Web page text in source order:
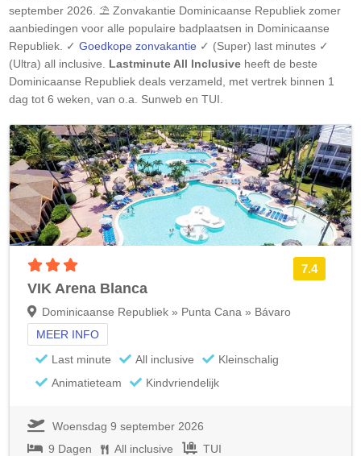
september 2026. ⛱️ Zonvakantie Dominicaanse Republiek zomer
aanbiedingen voor alle populaire badplaatsen in Dominicaanse
Republiek . ✓ Goedkope zonvakantie ✓ (Super) last minutes ✓
(Ultra) all inclusive. Lastminute All Inclusive heeft de beste
Dominicaanse Republiek deals verzameld, met vertrek binnen 1
dag tot 6 weken, van o.a. Sunweb en TUI.
7.4
VIK Arena Blanca
Dominicaanse Republiek » Punta Cana » Bávaro
MEER INFO
Last minute
All inclusive
Kleinschalig
Animatieteam
Kindvriendelijk
Woensdag 9 september 2026
9 Dagen
All inclusive
TUI